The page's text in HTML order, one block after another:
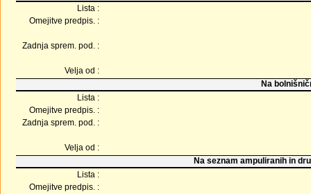
Lista :
Omejitve predpis. :
Zadnja sprem. pod. :
Velja od :
Na
Lista :
Omejitve predpis. :
Zadnja sprem. pod. :
Velja od :
Na seznam ampuliranih in
Lista :
Omejitve predpis. :